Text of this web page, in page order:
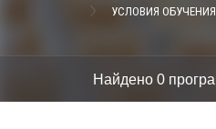
УСЛОВИЯ ОБУЧЕНИЯ
Найдено 0